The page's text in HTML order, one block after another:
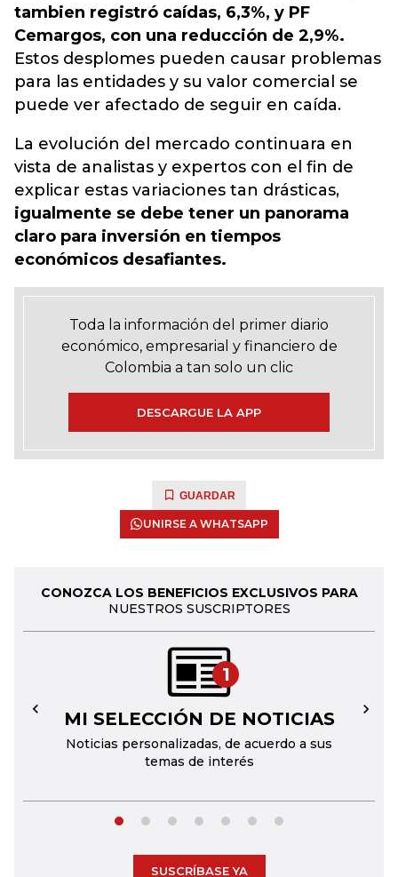
tambien registró caídas, 6,3%, y PF
Cemargos, con una reducción de 2,9%.
Estos desplomes pueden causar problemas
para las entidades y su valor comercial se
puede ver afectado de seguir en caída.
La evolución del mercado continuara en
vista de analistas y expertos con el fin de
explicar estas variaciones tan drásticas,
igualmente se debe tener un panorama
claro para inversión en tiempos
económicos desafiantes.
Toda la información del primer diario
económico, empresarial y financiero de
Colombia a tan solo un clic
DESCARGUE LA APP
GUARDAR
UNIRSE A WHATSAPP
CONOZCA LOS BENEFICIOS EXCLUSIVOS PARA
NUESTROS SUSCRIPTORES
1
MI SELECCIÓN DE NOTICIAS
Noticias personalizadas, de acuerdo a sus
temas de interés
← →
SUSCRÍBASE YA